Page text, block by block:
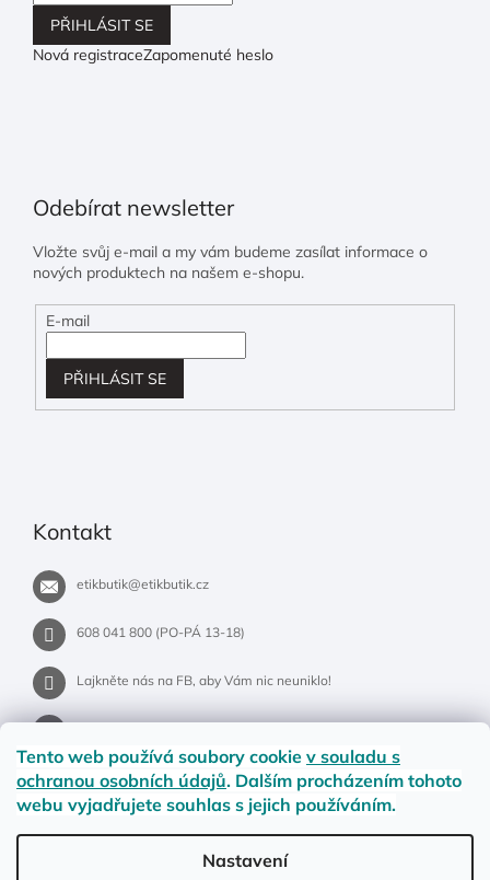
Tento web používá soubory cookie v souladu s
ochranou osobních údajů. Dalším procházením tohoto
webu vyjadřujete souhlas s jejich používáním.
Nastavení
PŘIHLÁSIT SE
Nová registraceZapomenuté heslo
Odebírat newsletter
Vložte svůj e-mail a my vám budeme zasílat informace o
nových produktech na našem e-shopu.
E-mail
PŘIHLÁSIT SE
Kontakt
etikbutik@etikbutik.cz
608 041 800 (PO-PÁ 13-18)
Lajkněte nás na FB, aby Vám nic neuniklo!
Jak na vrácení nebo reklamaci?